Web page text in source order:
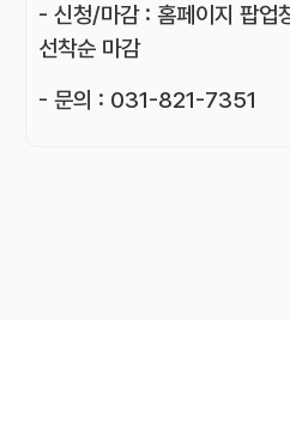
- 신청/마감 : 홈페이지 팝업
선착순 마감
- 문의 : 031-821-7351